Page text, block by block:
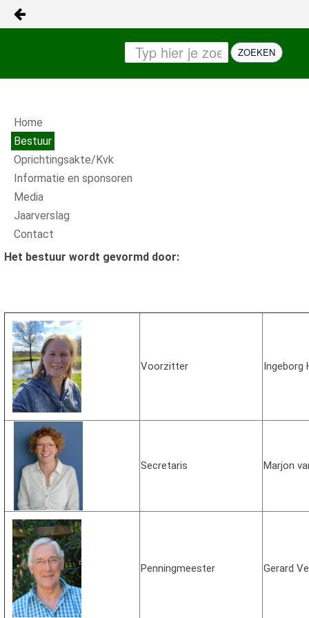
KERSTPAKKETTENACTIE
Kerstpakketenactie
Oprichtingsakte/Kvk
Info
Contact
ZOEKEN
Home
Bestuur
Oprichtingsakte/Kvk
Informatie en sponsoren
Media
Jaarverslag
Contact
Het bestuur wordt gevormd door:
Voorzitter Ingeborg
Secretaris Marjon
Penningmeester Gerard